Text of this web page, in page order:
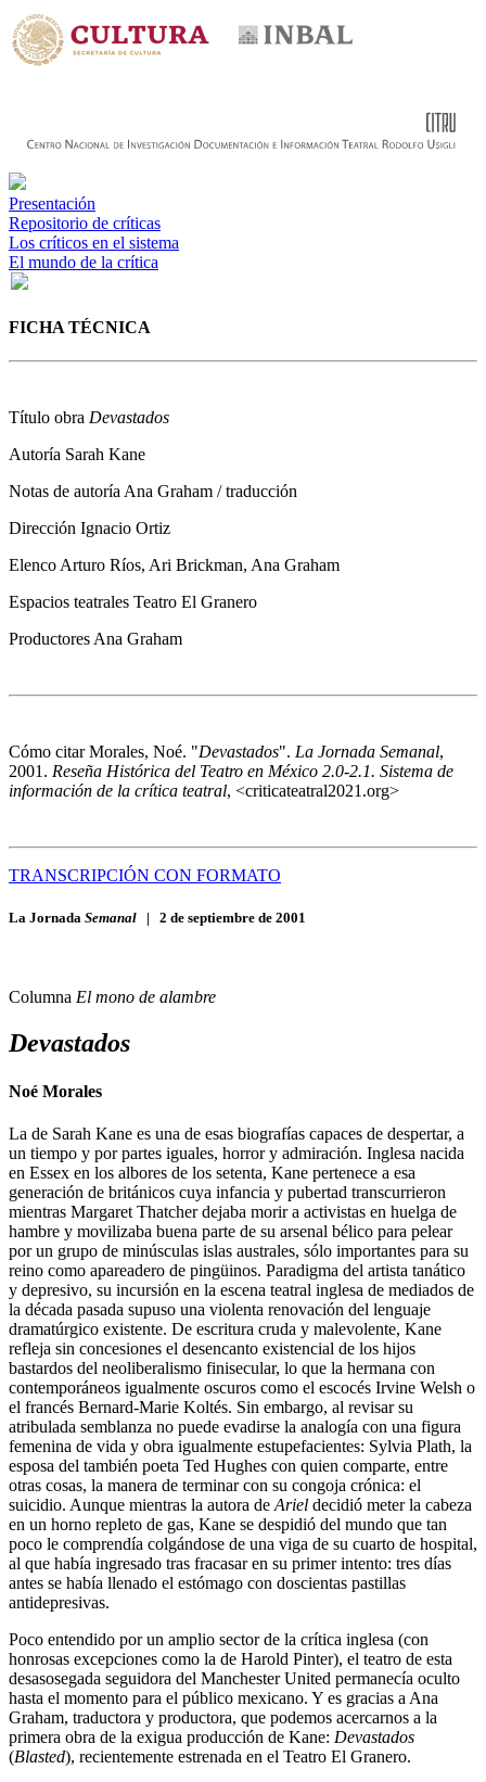
Presentación
Repositorio de críticas
Los críticos en el sistema
El mundo de la crítica
FICHA TÉCNICA
Título obra Devastados
Autoría Sarah Kane
Notas de autoría Ana Graham / traducción
Dirección Ignacio Ortiz
Elenco Arturo Ríos, Ari Brickman, Ana Graham
Espacios teatrales Teatro El Granero
Productores Ana Graham
Cómo citarMorales, Noé. "Devastados". La Jornada Semanal,
2001. Reseña Histórica del Teatro en México 2.0-2.1. Sistema de
información de la crítica teatral, <criticateatral2021.org>
TRANSCRIPCIÓN CON FORMATO
La Jornada Semanal | 2 de septiembre de 2001
Columna El mono de alambre
Devastados
Noé Morales
La de Sarah Kane es una de esas biografías capaces de despertar, a
un tiempo y por partes iguales, horror y admiración. Inglesa nacida
en Essex en los albores de los setenta, Kane pertenece a esa
generación de británicos cuya infancia y pubertad transcurrieron
mientras Margaret Thatcher dejaba morir a activistas en huelga de
hambre y movilizaba buena parte de su arsenal bélico para pelear
por un grupo de minúsculas islas australes, sólo importantes para su
reino como apareadero de pingüinos. Paradigma del artista tanático
y depresivo, su incursión en la escena teatral inglesa de mediados de
la década pasada supuso una violenta renovación del lenguaje
dramatúrgico existente. De escritura cruda y malevolente, Kane
refleja sin concesiones el desencanto existencial de los hijos
bastardos del neoliberalismo finisecular, lo que la hermana con
contemporáneos igualmente oscuros como el escocés Irvine Welsh o
el francés Bernard-Marie Koltés. Sin embargo, al revisar su
atribulada semblanza no puede evadirse la analogía con una figura
femenina de vida y obra igualmente estupefacientes: Sylvia Plath, la
esposa del también poeta Ted Hughes con quien comparte, entre
otras cosas, la manera de terminar con su congoja crónica: el
suicidio. Aunque mientras la autora de Ariel decidió meter la cabeza
en un horno repleto de gas, Kane se despidió del mundo que tan
poco le comprendía colgándose de una viga de su cuarto de hospital,
al que había ingresado tras fracasar en su primer intento: tres días
antes se había llenado el estómago con doscientas pastillas
antidepresivas.
Poco entendido por un amplio sector de la crítica inglesa (con
honrosas excepciones como la de Harold Pinter), el teatro de esta
desasosegada seguidora del Manchester United permanecía oculto
hasta el momento para el público mexicano. Y es gracias a Ana
Graham, traductora y productora, que podemos acercarnos a la
primera obra de la exigua producción de Kane: Devastados
(Blasted), recientemente estrenada en el Teatro El Granero.